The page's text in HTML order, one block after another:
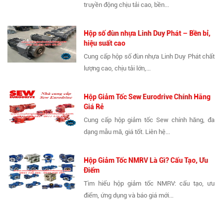
truyền động chịu tải cao, bền...
Hộp số đùn nhựa Linh Duy Phát – Bền bỉ,
hiệu suất cao
Cung cấp hộp số đùn nhựa Linh Duy Phát chất
lượng cao, chịu tải lớn,...
Hộp Giảm Tốc Sew Eurodrive Chính Hãng
Giá Rẻ
Cung cấp hộp giảm tốc Sew chính hãng, đa
dạng mẫu mã, giá tốt. Liên hệ...
Hộp Giảm Tốc NMRV Là Gì? Cấu Tạo, Ưu
Điểm
Tìm hiểu hộp giảm tốc NMRV: cấu tạo, ưu
điểm, ứng dụng và báo giá mới...